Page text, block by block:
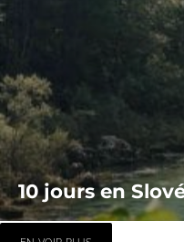
10 jours en